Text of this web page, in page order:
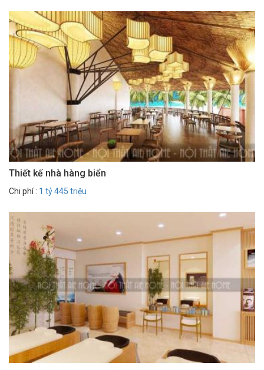
Thiết kế nhà hàng biển
Chi phí : 1 tỷ 445 triệu